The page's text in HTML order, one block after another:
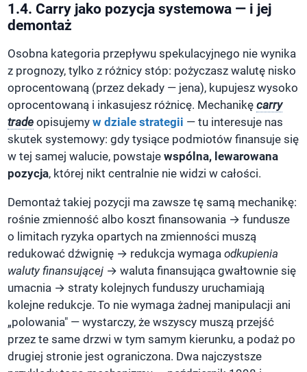
1.4. Carry jako pozycja systemowa — i jej
demontaż
Osobna kategoria przepływu spekulacyjnego nie wynika
z prognozy, tylko z różnicy stóp: pożyczasz walutę nisko
oprocentowaną (przez dekady — jena), kupujesz wysoko
oprocentowaną i inkasujesz różnicę. Mechanikęcarry
trade opisujemyw dziale strategii — tu interesuje nas
skutek systemowy: gdy tysiące podmiotów finansuje się
w tej samej walucie, powstajewspólna, lewarowana
pozycja, której nikt centralnie nie widzi w całości.
Demontaż takiej pozycji ma zawsze tę samą mechanikę:
rośnie zmienność albo koszt finansowania → fundusze
o limitach ryzyka opartych na zmienności muszą
redukować dźwignię → redukcja wymagaodkupienia
waluty finansującej → waluta finansująca gwałtownie się
umacnia → straty kolejnych funduszy uruchamiają
kolejne redukcje. To nie wymaga żadnej manipulacji ani
„polowania" — wystarczy, że wszyscy muszą przejść
przez te same drzwi w tym samym kierunku, a podaż po
drugiej stronie jest ograniczona. Dwa najczystsze